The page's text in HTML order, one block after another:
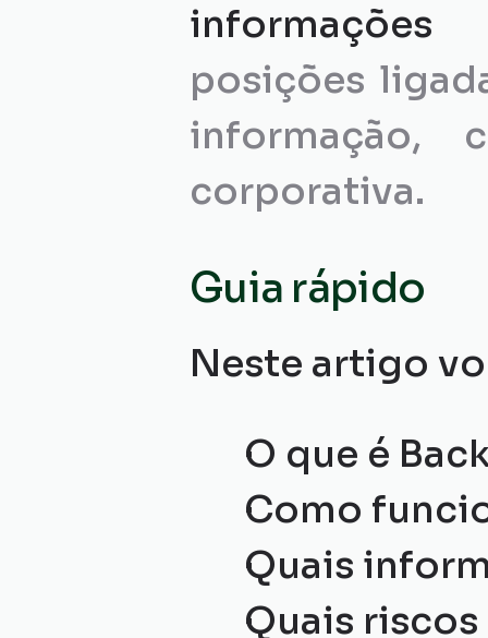
informações
posições
informação,
corporativa.
Guia rápido
Neste artigo
O que é
Como
Quais
Quais